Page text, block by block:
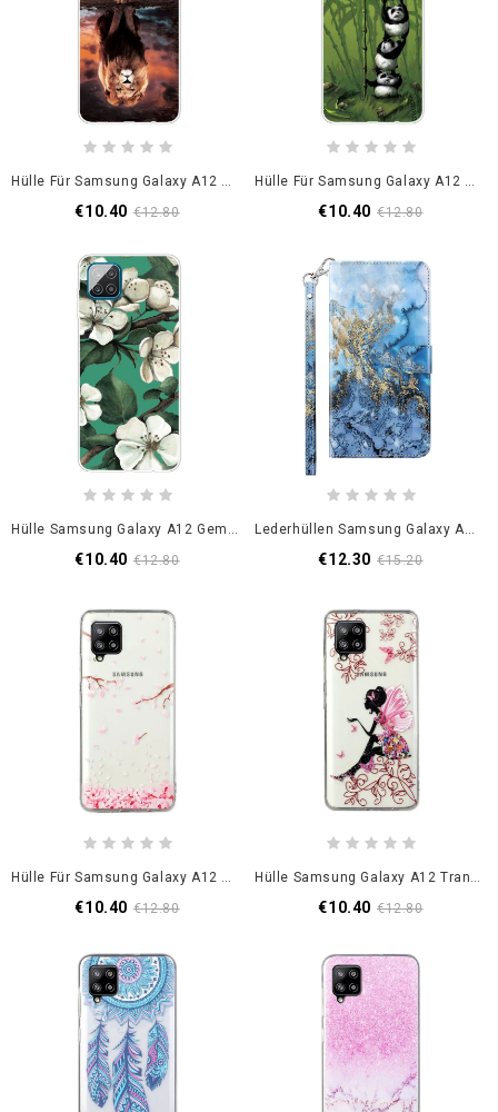
Hülle Für Samsung Galaxy A12 Löwenjungtraum
€10.40 €12.80
Hülle Für Samsung Galaxy A12 Grün Haufen Pandas
€10.40 €12.80
Hülle Samsung Galaxy A12 Gemalte Weiße Blumen
€10.40 €12.80
Lederhüllen Samsung Galaxy A12 Designer Marmor Lichtfleck Mit Riemen
€12.30 €15.20
Hülle Für Samsung Galaxy A12 Blütenblätter
€10.40 €12.80
Hülle Samsung Galaxy A12 Transparente Blumenfee
€10.40 €12.80